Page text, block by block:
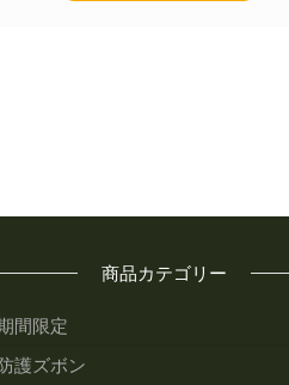
商品カテゴリー
間限定
護ズボン